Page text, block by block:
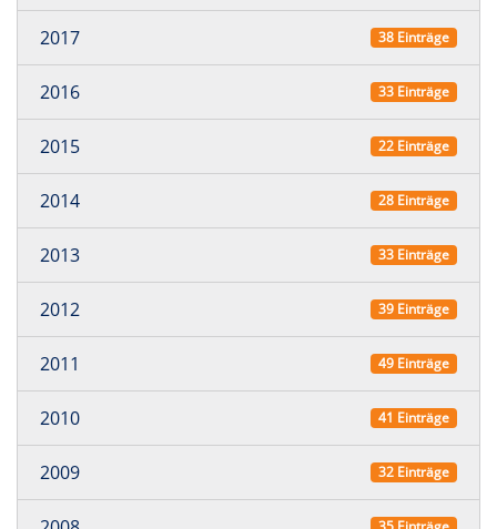
2017 38 Einträge
2016 33 Einträge
2015 22 Einträge
2014 28 Einträge
2013 33 Einträge
2012 39 Einträge
2011 49 Einträge
2010 41 Einträge
2009 32 Einträge